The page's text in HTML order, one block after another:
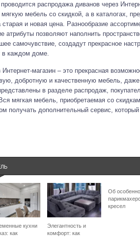
распродажа диванов через
мебель со скидкой, а в каталогах,
и новая цена. Разнообразие
атрибуты позволяют наполнить
самочувствие, создадут прекрасное
каждом доме.
Интернет-магазин – это прекрасная
добротную и качественную мебель,
в разделе распродаж,
мягкая мебель, приобретаемая со
получать дополнительный сервис,
кухни
как
Элегантность и
комфорт: как
Об
кресел